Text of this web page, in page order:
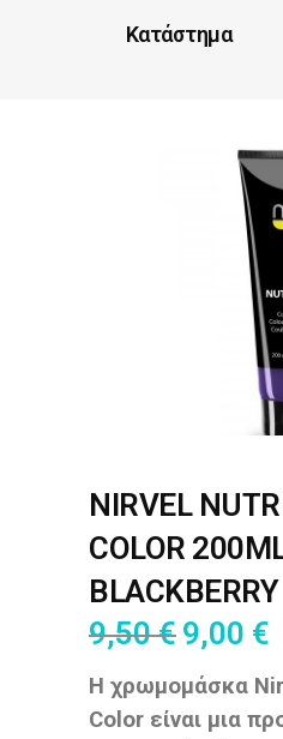
Κατάστημα
NIRVEL
COLOR
BLACKBERRY
9,50€ 9,00 €
Η χρωμομάσκα
Color είναι μια